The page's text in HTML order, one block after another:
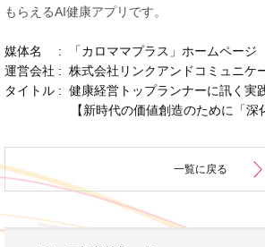
もらえるAI健康アプリです。
媒体名 : 「カロママプラス」ホームページ
運営会社 : 株式会社リンクアンドコミュニケ
タイトル : 健康経営トップランナーに訊く
【新時代の価値創造のために「深化
一覧に戻る